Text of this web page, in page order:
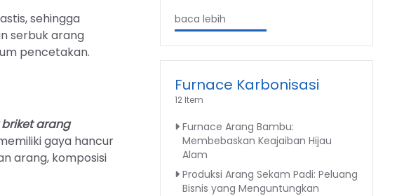
sehingga
serbuk arang
pencetakan.
arang
gaya hancur
arang, komposisi
baca lebih
Furnace Karbonisasi
12 Item
Furnace Arang Bambu:
Membebaskan Keajaiban Hijau
Alam
Produksi Arang Sekam Padi: Peluang
Bisnis yang Menguntungkan